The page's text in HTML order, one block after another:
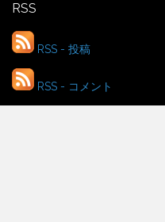
RSS
RSS - 投稿
RSS - コメント